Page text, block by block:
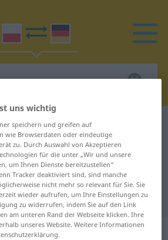
Wörterbuch papkowaty
Übersetzung für
Deutsch Übersetzung
uns wichtig
speichern und greifen auf
wie Browserdaten oder eindeutige
zu. Durch Auswahl von Akzeptieren
für die unter „Wir und unsere
um Ihnen Dienste bereitzustellen“
Tracker deaktiviert sind, sind manche
nicht mehr so relevant für Sie. Sie
wieder aufrufen, um Ihre Einstellungen zu
zu widerrufen, indem Sie auf den Link
am unteren Rand der Webseite klicken. Ihre
unseres Website. Weitere Informationen